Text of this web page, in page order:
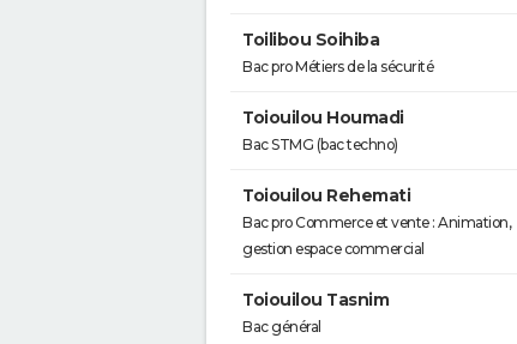
Toilibou Soihiba
Bac pro Métiers de la sécurité
Toiouilou Houmadi
Bac STMG (bac techno)
Toiouilou Rehemati
Bac pro Commerce et vente : Animation,
gestion espace commercial
Toiouilou Tasnim
Bac général